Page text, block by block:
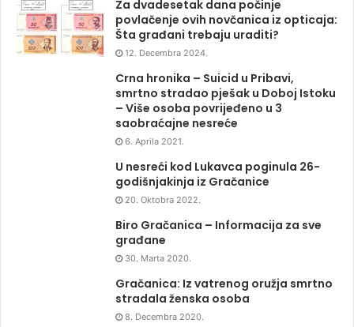
Za dvadesetak dana počinje
povlačenje ovih novčanica iz opticaja:
Šta građani trebaju uraditi?
12. Decembra 2024.
Crna hronika – Suicid u Pribavi,
smrtno stradao pješak u Doboj Istoku
– Više osoba povrijeđeno u 3
saobraćajne nesreće
6. Aprila 2021.
U nesreći kod Lukavca poginula 26-
godišnjakinja iz Gračanice
20. Oktobra 2022.
Biro Gračanica – Informacija za sve
građane
30. Marta 2020.
Gračanica: Iz vatrenog oružja smrtno
stradala ženska osoba
8. Decembra 2020.